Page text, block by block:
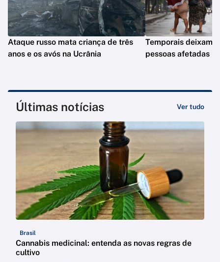
Ataque russo mata criança de três
anos e os avós na Ucrânia
Temporais deixam
pessoas afetadas
Últimas notícias Ver tudo
Brasil
Cannabis medicinal: entenda as novas regras de
cultivo